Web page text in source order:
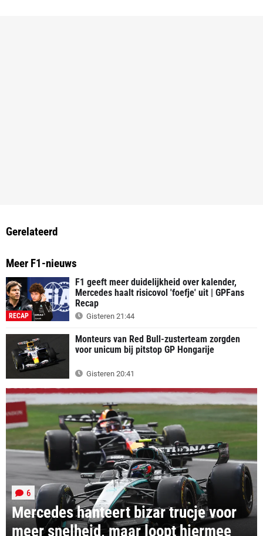
Gerelateerd
Meer F1-nieuws
RECAP
F1 geeft meer duidelijkheid over kalender,
Mercedes haalt risicovol 'foefje' uit | GPFans
Recap
Gisteren 21:44
Monteurs van Red Bull-zusterteam zorgden
voor unicum bij pitstop GP Hongarije
Gisteren 20:41
Mercedes hanteert bizar trucje voor
meer snelheid, maar loopt hiermee
6